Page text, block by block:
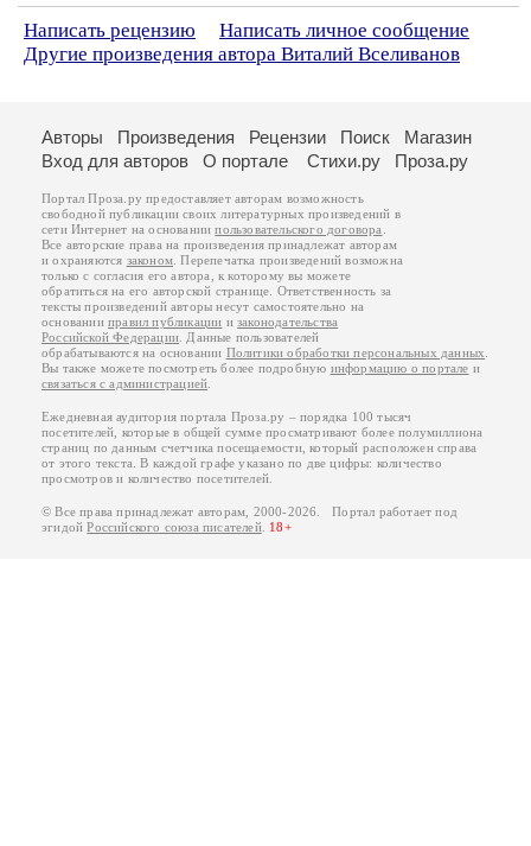
Написать рецензию
Написать личное сообщение
Другие произведения автора Виталий Вселиванов
Авторы Произведения Рецензии Поиск
Магазин
Вход для авторов
О портале Стихи.ру Проза.ру
Портал Проза.ру предоставляет авторам возможность
свободной публикации своих литературных произведений в
сети Интернет на основаниипользовательского договора
Все авторские права на произведения принадлежат авторам
и охраняются законом . Перепечатка произведений возможна
только с согласия его автора, к которому вы можете
обратиться на его авторской странице. Ответственность за
тексты произведений авторы несут самостоятельно на
основанииправил публикации изаконодательства
Российской Федерации . Данные пользователей
обрабатываются на основании Политики обработки персональных данных
Вы также можете посмотреть более подробную информацию о портале и
связаться с администрацией
Ежедневная аудитория портала Проза.ру – порядка 100 тысяч
посетителей, которые в общей сумме просматривают более полумиллиона
страниц по данным счетчика посещаемости, который расположен справа
от этого текста. В каждой графе указано по две цифры: количество
просмотров и количество посетителей.
© Все права принадлежат авторам, 2000-2026. Портал работает под
эгидойРоссийского союза писателей. 18+